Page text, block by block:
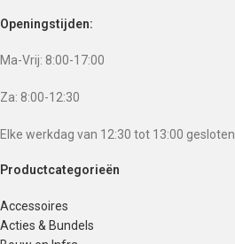
Openingstijden:
Ma-Vrij: 8:00-17:00
Za: 8:00-12:30
Elke werkdag van 12:30 tot 13:00 gesloten
Productcategorieën
Accessoires
Acties & Bundels